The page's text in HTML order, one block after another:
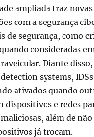
ampliada traz
com a segurança
de segurança, como
consideradas
Diante
systems,
ativados quando
dispositivos e redes
além de
já trocam.